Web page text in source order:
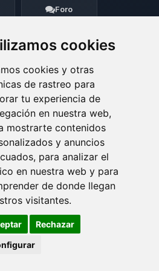
cookies
cookies y otras
de rastreo para
tu experiencia de
en nuestra web,
mostrarte contenidos
y anuncios
para analizar el
en nuestra web y para
de donde llegan
visitantes.
Rechazar
Foro